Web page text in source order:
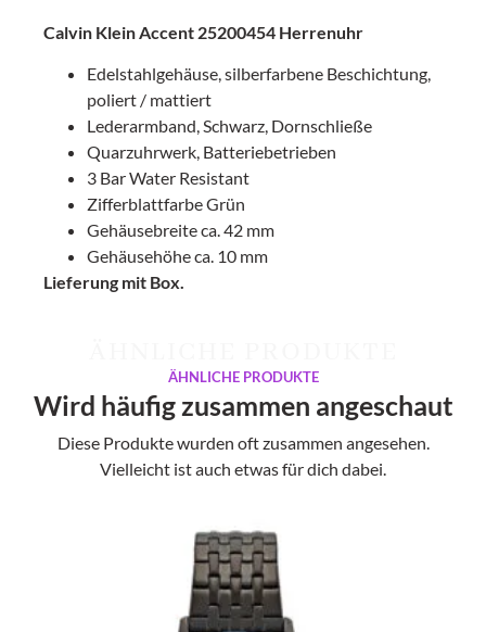
Calvin Klein Accent 25200454 Herrenuhr
Edelstahlgehäuse, silberfarbene Beschichtung,
poliert / mattiert
Lederarmband, Schwarz, Dornschließe
Quarzuhrwerk, Batteriebetrieben
3 Bar Water Resistant
Zifferblattfarbe Grün
Gehäusebreite ca. 42 mm
Gehäusehöhe ca. 10 mm
Lieferung mit Box.
ÄHNLICHE PRODUKTE
Wird häufig zusammen angeschaut
Diese Produkte wurden oft zusammen angesehen.
Vielleicht ist auch etwas für dich dabei.